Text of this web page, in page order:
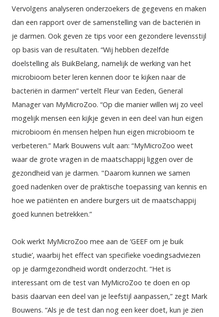
Vervolgens analyseren onderzoekers de gegevens en maken
dan een rapport over de samenstelling van de bacteriën in
je darmen. Ook geven ze tips voor een gezondere levensstijl
op basis van de resultaten. “Wij hebben dezelfde
doelstelling als BuikBelang, namelijk de werking van het
microbioom beter leren kennen door te kijken naar de
bacteriën in darmen” vertelt Fleur van Eeden, General
Manager van MyMicroZoo. “Op die manier willen wij zo veel
mogelijk mensen een kijkje geven in een deel van hun eigen
microbioom én mensen helpen hun eigen microbioom te
verbeteren.” Mark Bouwens vult aan: “MyMicroZoo weet
waar de grote vragen in de maatschappij liggen over de
gezondheid van je darmen. "Daarom kunnen we samen
goed nadenken over de praktische toepassing van kennis en
hoe we patiënten en andere burgers uit de maatschappij
goed kunnen betrekken.”
Ook werkt MyMicroZoo mee aan de ‘GEEF om je buik
studie’, waarbij het effect van specifieke voedingsadviezen
op je darmgezondheid wordt onderzocht. “Het is
interessant om de test van MyMicroZoo te doen en op
basis daarvan een deel van je leefstijl aanpassen,” zegt Mark
Bouwens. “Als je de test dan nog een keer doet, kun je zien